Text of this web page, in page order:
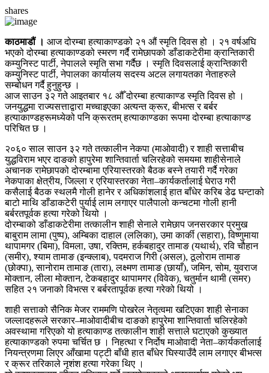
shares
काठमाडौं । आज दोरम्बा हत्याकाण्डको २१ औं स्मृति दिवस हो । २१ वर्षअघि
भएको दोरम्बा हत्याकाण्डको स्मरण गर्दै रामेछापको डाँडाकटेरीमा क्रान्तिकारी
कम्युनिस्ट पार्टी, नेपालले स्मृति सभा गर्दैछ । स्मृति दिवसलाई क्रान्तिकारी
कम्युनिस्ट पार्टी, नेपालका कार्यालय सदस्य अटल लगायतका नेताहरुले
सम्बोधन गर्दै हुनुहुन्छ ।
आज साउन ३२ गते आइतबार १८ औँ दोरम्बा हत्याकाण्ड स्मृति दिवस हो ।
जनयुद्धमा राज्यसत्ताद्वारा मच्चाइएका अत्यन्त क्रूर, बीभत्स र बर्बर
हत्याकाण्डहरूमध्येको पनि क्रूरतम् हत्याकाण्डका रूपमा दोरम्बा हत्याकाण्ड
परिचित छ ।
२०६० साल साउन ३२ गते तत्कालीन नेकपा (माओवादी) र शाही सत्ताबीच
युद्धविराम भएर दाङको हापुरेमा शान्तिवार्ता चलिरहेको समयमा शाहीसेनाले
अचानक रामेछापको दोरम्बामा एरियास्तरको बैठक बस्ने तयारी गर्दै गरेका
नेकपाका क्षेत्रीय, जिल्ला र एरियास्तरका नेता–कार्यकर्तालाई घेराउ गरी
कसैलाई बैठक स्थलमै गोली हानेर र अधिकांशलाई हात बाँधेर करिब डेढ घन्टाको
बाटो माथि डाँडाकटेरी पुर्याई लाम लगाएर पालैपालो कन्चटमा गोली हानी
बर्बरतपूर्वक हत्या गरेको थियो ।
दोरम्बाको डाँडाकटेरीमा तत्कालीन शाही सेनाले रामेछाप जनसरकार प्रमुख
बाबुराम लामा (पुष्प), अम्बिका दाहाल (ललिका), उमा कार्की (सहारा), विष्णुमाया
थापामगर (बिमा), विमला, उषा, रक्तिम, हर्कबहादुर तामाङ (यथार्थ), रवि चौहान
(समीर), श्याम तामाङ (इन्क्लाब), पदमराज गिरी (असल), ठूलोराम तामाङ
(छोक्पा), सानोराम तामाङ (तारा), लक्ष्मण तामाङ (छायाँ), जमिन, सोम, युवराज
मोक्तान, लीला मोक्तान, टेकबहादुर थापामगर (विवेक), चतुर्मान थामी (समर)
सहित २१ जनाको विभत्स र बर्बरतापूर्वक हत्या गरेको थियो ।
शाही सत्ताको सैनिक मेजर राममणि पोखरेल नेतृत्वमा खटिएका शाही सेनाका
जल्लादहरूले सरकार–माओवादीबीच दाङको हापुरेमा शान्तिवार्ता चलिरहेको
अवस्थामा गरिएको यो हत्याकाण्ड तत्कालीन शाही सत्ताले घटाएको कुख्यात
हत्याकाण्डको रुपमा चर्चित छ । निहत्था र निर्दोष माओवादी नेता–कार्यकर्तालाई
नियन्त्रणमा लिएर आँखामा पट्टी बाँधी हात बाँधेर घिस्याउँदै लाम लगाएर बीभत्स
र क्रूर तरिकाले नृशंश हत्या गरेका थिए ।